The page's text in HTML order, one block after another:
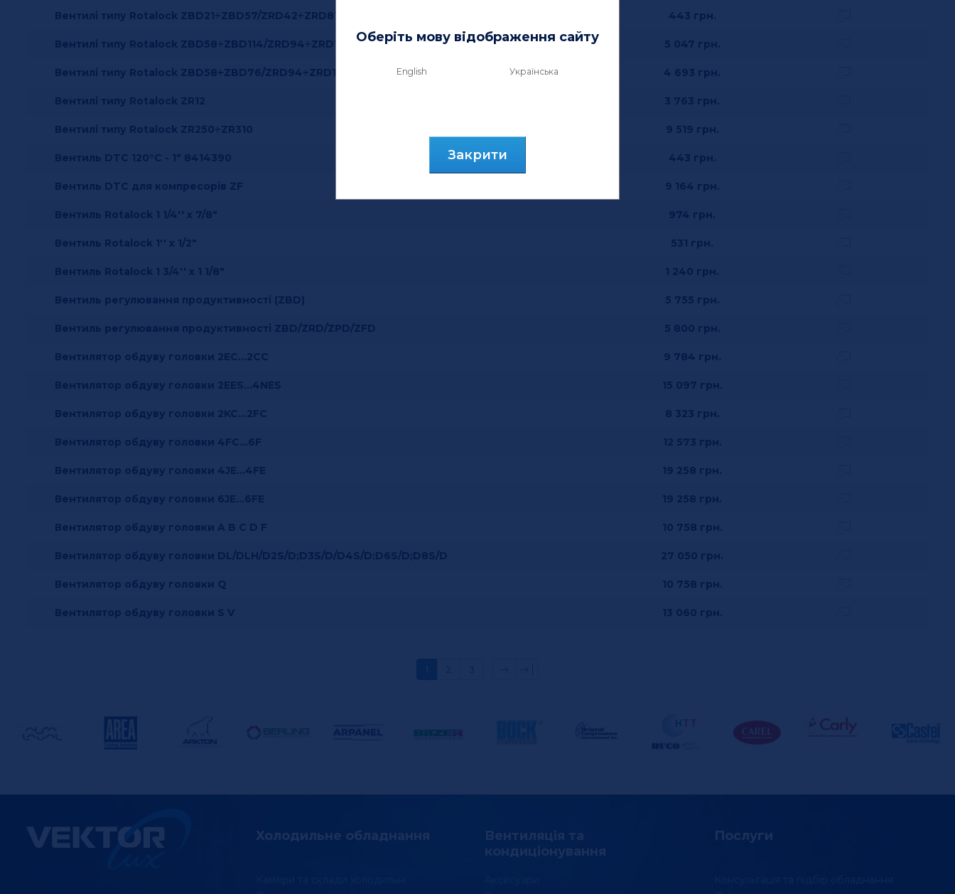
Вентилі типу Rotalock ZBD21÷ZBD57/ZRD42÷ZRD81 443 грн.
Вентилі типу Rotalock ZBD58÷ZBD114/ZRD94÷ZRD125 5 047 грн.
Вентилі типу Rotalock ZBD58÷ZBD76/ZRD94÷ZRD125 4 693 грн.
Вентилі типу Rotalock ZR12 3 763 грн.
Вентилі типу Rotalock ZR250÷ZR310 9 519 грн.
Вентиль DTC 120°С - 1" 8414390 443 грн.
Вентиль DTC для компресорів ZF 9 164 грн.
Вентиль Rotalock 1 1/4'' x 7/8" 974 грн.
Вентиль Rotalock 1'' x 1/2" 531 грн.
Вентиль Rotalock 1 3/4'' x 1 1/8" 1 240 грн.
Вентиль регулювання продуктивності (ZBD) 5 755 грн.
Вентиль регулювання продуктивності ZBD/ZRD/ZPD/ZFD 5 800 грн.
Вентилятор обдуву головки 2EC…2CC 9 784 грн.
Вентилятор обдуву головки 2EES…4NES 15 097 грн.
Вентилятор обдуву головки 2KC…2FC 8 323 грн.
Вентилятор обдуву головки 4FC…6F 12 573 грн.
Вентилятор обдуву головки 4JE…4FE 19 258 грн.
Вентилятор обдуву головки 6JE…6FE 19 258 грн.
Вентилятор обдуву головки A B C D F 10 758 грн.
Вентилятор обдуву головки DL/DLH/D2S/D;D3S/D/D4S/D;D6S/D;D8S/D 27 050 грн.
Вентилятор обдуву головки Q 10 758 грн.
Вентилятор обдуву головки S V 13 060 грн.
Холодильне обладнання
Вентиляція та
кондиціонування
Послуги
Оберіть мову відображення сайту
English Українська
Закрити